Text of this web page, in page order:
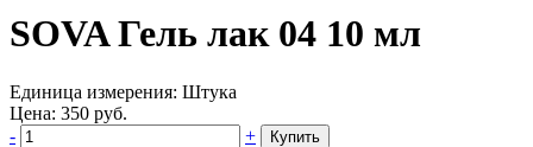
SOVA Гель лак 04 10 мл
Единица измерения: Штука
Цена: 350 руб.
-
+ Купить